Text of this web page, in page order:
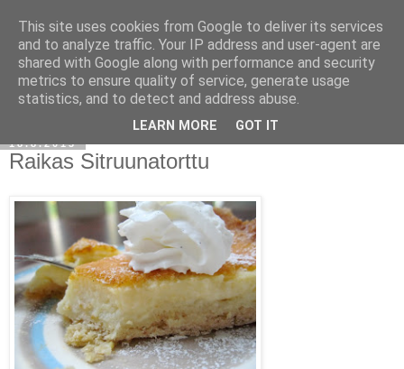
18.8.2013
Raikas Sitruunatorttu
This site uses cookies from Google to deliver its services
and to analyze traffic. Your IP address and user-agent are
shared with Google along with performance and security
metrics to ensure quality of service, generate usage
statistics, and to detect and address abuse.
LEARN MORE GOT IT